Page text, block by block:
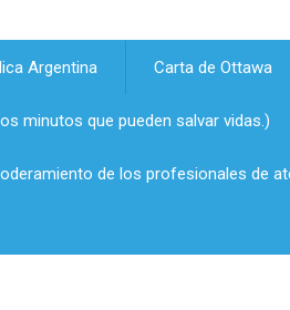
Argentina Carta de Ottawa
minutos que pueden salvar vidas.)
de los profesionales de